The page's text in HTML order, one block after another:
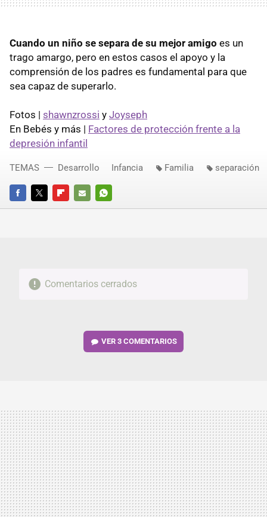
Cuando un niño se separa de su mejor amigo es un
trago amargo, pero en estos casos el apoyo y la
comprensión de los padres es fundamental para que
sea capaz de superarlo.
Fotos | shawnzrossi y Joyseph
En Bebés y más | Factores de protección frente a la
depresión infantil
FACEBOOKTWITTERFLIPBOARD
E-
WHATSAPP
TEMAS Desarrollo Infancia Familia separación
Comentarios cerrados
VER3 COMENTARIOS